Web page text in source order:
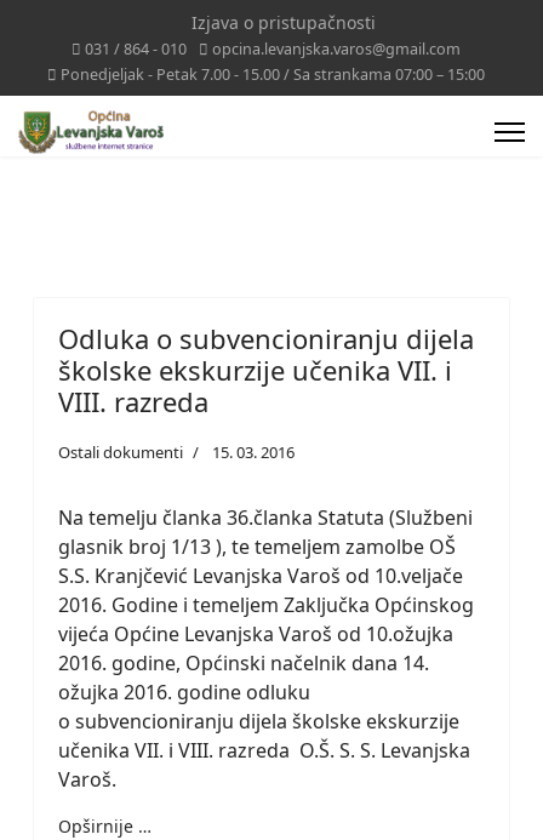
Izjava o pristupačnosti
031 / 864 - 010
opcina.levanjska.varos@gmail.com
Ponedjeljak - Petak 7.00 - 15.00 / Sa strankama 07:00 – 15:00
Odluka o subvencioniranju dijela
školske ekskurzije učenika VII. i
VIII. razreda
Ostali dokumenti 15. 03. 2016
Na temelju članka 36.članka Statuta (Službeni
glasnik broj 1/13 ), te temeljem zamolbe OŠ
S.S. Kranjčević Levanjska Varoš od 10.veljače
2016. Godine i temeljem Zaključka Općinskog
vijeća Općine Levanjska Varoš od 10.ožujka
2016. godine, Općinski načelnik dana 14.
ožujka 2016. godine odluku
o subvencioniranju dijela školske ekskurzije
učenika VII. i VIII. razreda O.Š. S. S. Levanjska
Varoš.
Opširnije …